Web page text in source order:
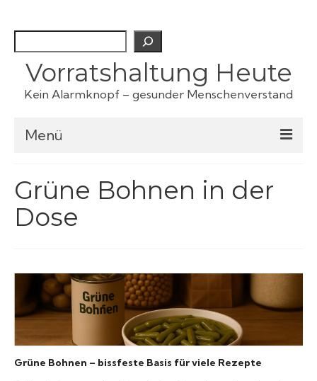
Vorratshaltung Heute
Kein Alarmknopf – gesunder Menschenverstand
Menü
Fertiggerichte
Kartoffeln
Konserven
Grüne Bohnen in der
Dose
Grüne Bohnen – bissfeste Basis für viele Rezepte